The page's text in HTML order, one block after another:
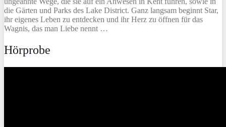
die Gärten und Parks des Lake District. Ganz langsam beginnt Star,
ihr eigenes Leben zu entdecken und ihr Herz zu öffnen für das
Wagnis, das man Liebe nennt …
Hörprobe